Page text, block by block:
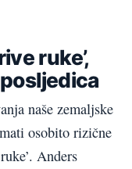
ruke’,
naše zemaljske
osobito rizične
Anders